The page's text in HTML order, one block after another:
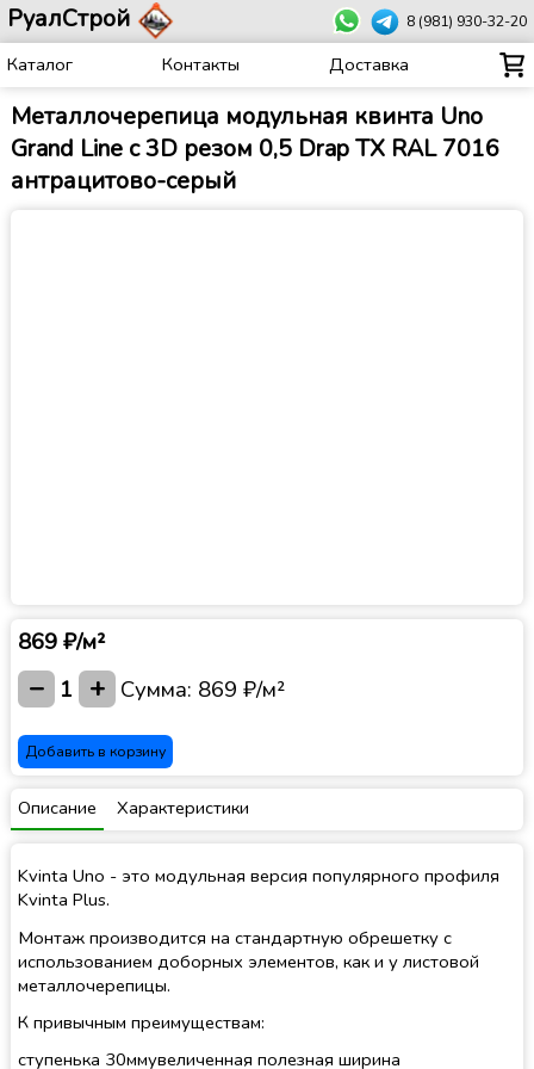
РуалСтрой 8 (981) 930-32-20
Каталог Контакты Доставка
Металлочерепица модульная квинта Uno
Grand Line c 3D резом 0,5 Drap TX RAL 7016
антрацитово-серый
869 ₽/м²
− 1 + Сумма: 869 ₽/м²
Добавить в корзину
Описание Характеристики
Kvinta Uno - это модульная версия популярного профиля
Kvinta Plus.
Монтаж производится на стандартную обрешетку с
использованием доборных элементов, как и у листовой
металлочерепицы.
К привычным преимуществам:
ступенька 30ммувеличенная полезная ширина